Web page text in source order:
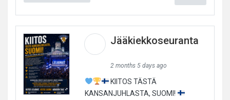
Jääkiekkoseuranta
2 months 5 days ago
KIITOS TÄSTÄ
KANSANJUHLASTA, SUOMI!